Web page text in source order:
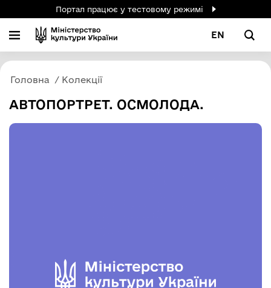
Портал працює у тестовому режимі
EN
Головна Колекції
АВТОПОРТРЕТ. ОСМОЛОДА.